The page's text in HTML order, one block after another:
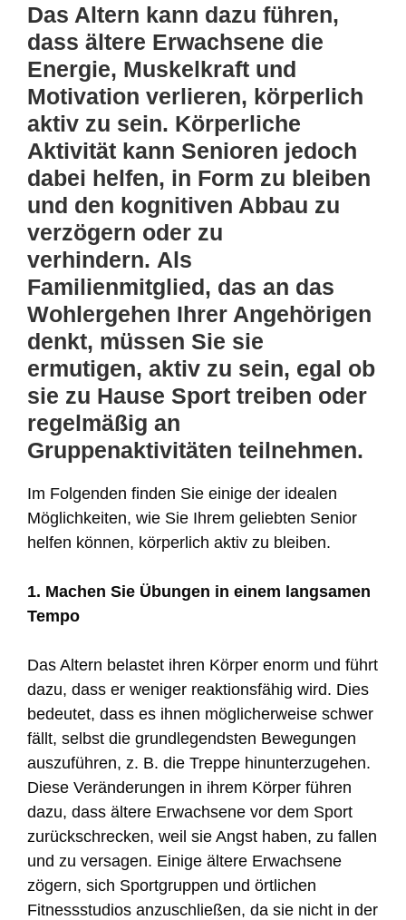
Das Altern kann dazu führen,
dass ältere Erwachsene die
Energie, Muskelkraft und
Motivation verlieren, körperlich
aktiv zu sein. Körperliche
Aktivität kann Senioren jedoch
dabei helfen, in Form zu bleiben
und den kognitiven Abbau zu
verzögern oder zu
verhindern. Als
Familienmitglied, das an das
Wohlergehen Ihrer Angehörigen
denkt, müssen Sie sie
ermutigen, aktiv zu sein, egal ob
sie zu Hause Sport treiben oder
regelmäßig an
Gruppenaktivitäten teilnehmen.
Im Folgenden finden Sie einige der idealen
Möglichkeiten, wie Sie Ihrem geliebten Senior
helfen können, körperlich aktiv zu bleiben.
1. Machen Sie Übungen in einem langsamen
Tempo
Das Altern belastet ihren Körper enorm und führt
dazu, dass er weniger reaktionsfähig wird. Dies
bedeutet, dass es ihnen möglicherweise schwer
fällt, selbst die grundlegendsten Bewegungen
auszuführen, z. B. die Treppe hinunterzugehen.
Diese Veränderungen in ihrem Körper führen
dazu, dass ältere Erwachsene vor dem Sport
zurückschrecken, weil sie Angst haben, zu fallen
und zu versagen. Einige ältere Erwachsene
zögern, sich Sportgruppen und örtlichen
Fitnessstudios anzuschließen, da sie nicht in der